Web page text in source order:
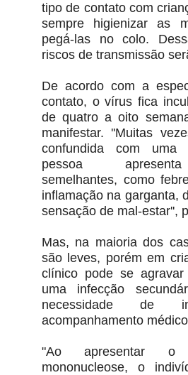
tipo de contato com
sempre higienizar as
pegá-las no colo.
riscos de transmissão
De acordo com a
contato, o vírus fica
de quatro a oito
manifestar. ''Muitas
confundida com
pessoa
semelhantes, como
inflamação na garganta,
sensação de mal-estar'',
Mas, na maioria dos
são leves, porém em
clínico pode se
uma infecção
necessidade de
acompanhamento
"Ao apresentar
mononucleose, o